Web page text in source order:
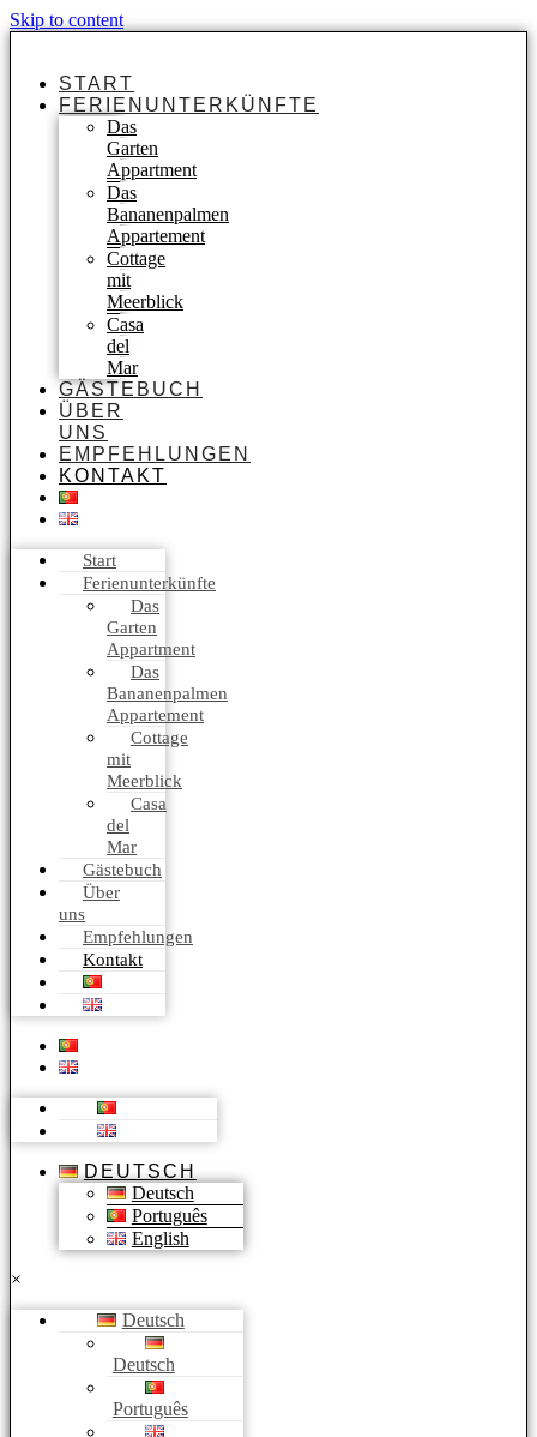
Skip to content
START
FERIENUNTERKÜNFTE
Das
Garten
Appartment
Das
Bananenpalmen
Appartement​
Cottage
mit
Meerblick
Casa
del
Mar
GÄSTEBUCH
ÜBER
UNS
EMPFEHLUNGEN
KONTAKT
Start
Ferienunterkünfte
Das
Garten
Appartment
Das
Bananenpalmen
Appartement​
Cottage
mit
Meerblick
Casa
del
Mar
Gästebuch
Über
uns
Empfehlungen
Kontakt
DEUTSCH
Deutsch
Português
English
×
Deutsch
Deutsch
Português